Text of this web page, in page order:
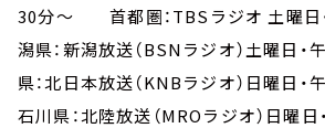
30分～ 首都圏：TBSラジオ 土曜
潟県：新潟放送（BSNラジオ）土曜
県：北日本放送（KNBラジオ）日曜
石川県：北陸放送（MROラジオ）日